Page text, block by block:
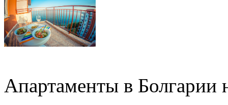
Апартаменты в Болгарии